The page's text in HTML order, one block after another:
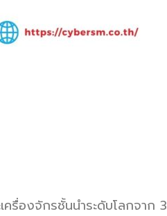
รื่องจักรชั้นนำระดับโลกจาก 3